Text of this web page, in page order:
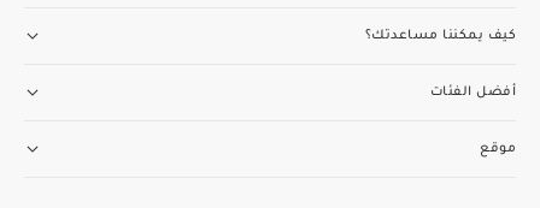
كيف يمكننا مساعدتك؟
أفضل الفئات
موقع